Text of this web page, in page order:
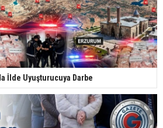
İlde Uyuşturucuya Darbe